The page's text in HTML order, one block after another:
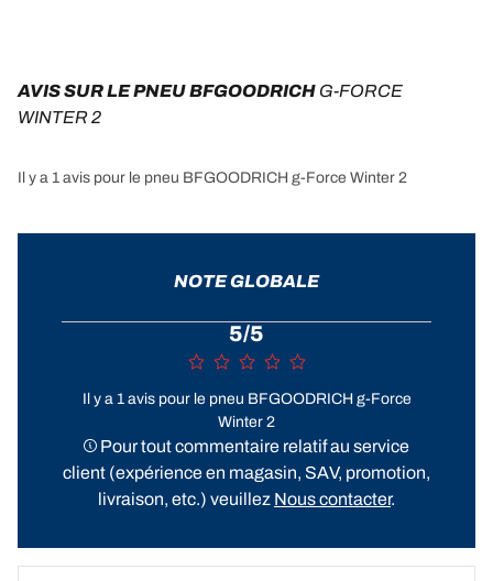
AVIS SUR LE PNEU BFGOODRICH G-FORCE
WINTER 2
Il y a 1 avis pour le pneu BFGOODRICH g-Force Winter 2
NOTE GLOBALE
5/5
Il y a 1 avis pour le pneu BFGOODRICH g-Force
Winter 2
Pour tout commentaire relatif au service
client (expérience en magasin, SAV, promotion,
livraison, etc.) veuillez Nous contacter.